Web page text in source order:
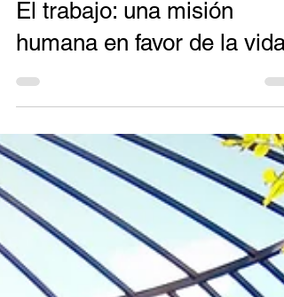
31 ago 2020
8 min de lectura
El trabajo: una misión
humana en favor de la vida.